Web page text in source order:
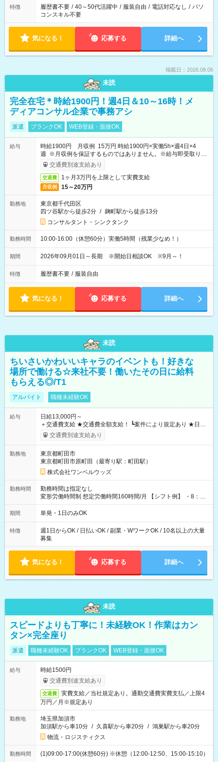
特徴 履歴書不要 / 40～50代活躍中 / 服装自由 / 電話対応なし / パソ
コンスキル不要
気になる！ 応募する 詳細へ
掲載日：2026.08.06
未読
完全在宅＊時給1900円！週4日＆10～16時！メ
ディアコンサル企業で事務アシ
派遣 ブランクOK WEB登録・面接OK
給与
時給1900円 月収例 15万円 時給1900円×実働5h×週4日×4
週 ※月収例を保証するものではありません。※給与即受取りサ
ービス利用可（利用条件有）
交通費別途支給あり
交通費 1ヶ月3万円を上限として実費支給
月収例 15～20万円
勤務地
東京都千代田区
四ツ谷駅から徒歩2分 / 麹町駅から徒歩13分
コンサルタント・シンクタンク
勤務時間 10:00-16:00（休憩60分）実働5時間（残業少なめ！）
期間 2026年09月01日～長期 ※開始日相談OK ※9月～！
特徴 履歴書不要 / 服装自由
気になる！ 応募する 詳細へ
未読
ちいさいかわいいキャラのイベントも！好きな
場所で働ける☆来社不要！働いたその日に給料
もらえる◎/T1
アルバイト 職種未経験OK
給与
日給13,000円～
＋交通費支給 ★交通費全額支給！ ┗案件により規定あり ★日払
いOK！（規定あり） ┗働いたその日に現金GET♪ お仕事後はコ
ンビニATMから 日払い分を引き落とせます！ 【試用期間】試
交通費別途支給あり
勤務地
東京都町田市
東京都町田市原町田（最寄り駅：町田駅）
株式会社ワンベルウッズ
勤務時間
勤務時間は指定なし
変形労働時間制 想定労働時間160時間/月 【シフト例】 ・8：00
～21：00
期間 単発・1日のみOK
特徴
週1日からOK / 日払いOK / 副業・WワークOK / 10名以上の大量
募集
気になる！ 応募する 詳細へ
未読
スピードよりも丁寧に！未経験OK！作業はカン
タン×完全座り
派遣 職種未経験OK ブランクOK WEB登録・面接OK
給与
時給1500円
交通費別途支給あり
交通費
実費支給／当社規定あり。通勤交通費実費支払／上限4
万円／月※規定あり
勤務地
埼玉県加須市
加須駅から車10分 / 久喜駅から車20分 / 鴻巣駅から車20分
物流・ロジスティクス
勤務時間 (1)09:00-17:00(休憩60分) ※休憩（12:00-12:50、15:00-15:10）